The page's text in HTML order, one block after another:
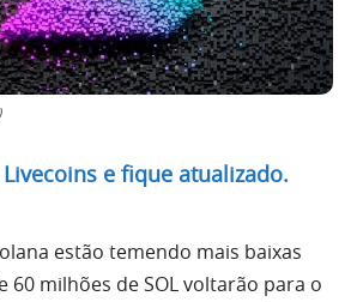
Livecoins e fique atualizado.
estão temendo mais baixas
60 milhões de SOL voltarão para o